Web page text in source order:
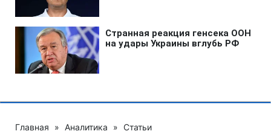
Главная » Аналитика » Статьи